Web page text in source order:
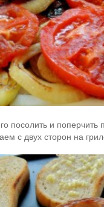
посолить и поперчить
с двух сторон на